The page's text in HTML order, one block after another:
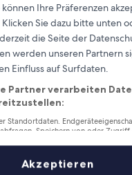
für jede
mit Preisen für
Preise für diese
Ihre Präferenzen
Sie dazu bitte unten
die Seite der
werden unseren Partnern
Einfluss auf Surfdaten.
Partner verarbeiten
Standortdaten.
Speichern von oder Zugriff
Werbeleistung und der
sowie Entwicklung und
Akzeptieren